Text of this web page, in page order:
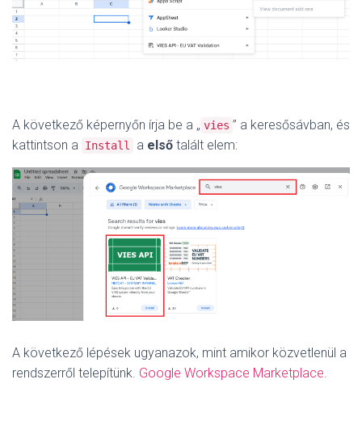
A következő képernyőn írja be a „ vies ” a keresősávban, és
kattintson a Install a első talált elem:
A következő lépések ugyanazok, mint amikor közvetlenül a
rendszerről telepítünk. Google Workspace Marketplace.